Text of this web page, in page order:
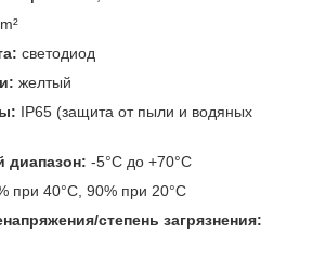
светодиод
желтый
IP65 (защита от пыли и водяных
диапазон: -5°C до +70°C
при 40°C, 90% при 20°C
степень загрязнения: